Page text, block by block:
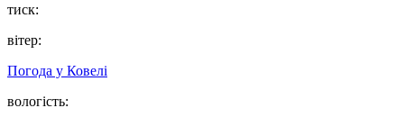
тиск:
вітер:
Погода у Ковелі
вологість: